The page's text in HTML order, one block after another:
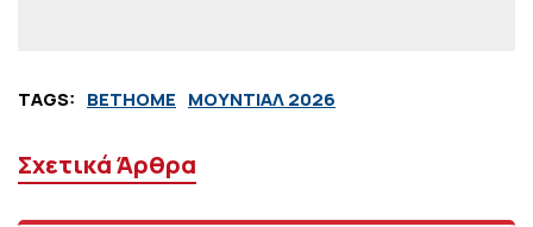
TAGS: BETHOME ΜΟΥΝΤΙΑΛ 2026
Σχετικά Άρθρα